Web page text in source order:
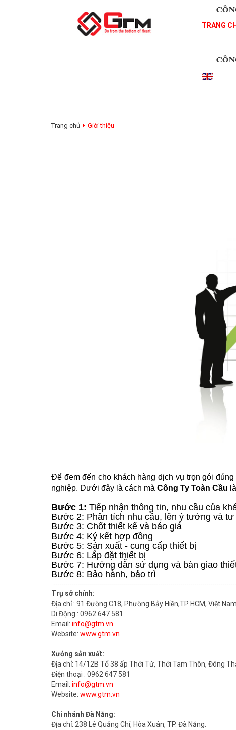
TRANG
Trang chủ Giới thiệu
Để đem đến cho khách hàng dịch vụ trọn gói
nghiệp. Dưới đây là cách mà Công Ty Toàn Cầu
Bước 1: Tiếp nhận thông tin, nhu cầu của
Bước 2: Phân tích nhu cầu, lên ý tưởng và tư
Bước 3: Chốt thiết kế và báo giá
Bước 4: Ký kết hợp đồng
Bước 5: Sản xuất - cung cấp thiết bị
Bước 6: Lắp đặt thiết bị
Bước 7: Hướng dẫn sử dụng và bàn giao
Bước 8: Bảo hành, bảo trì
Trụ sở chính:
Địa chỉ : 91 Đường C18, Phường Bảy Hiền,TP HCM, Việt Nam.
Di Động : 0962 647 581
Email: info@gtm.vn
Website: www.gtm.vn
Xưởng sản xuất:
Địa chỉ: 14/12B Tổ 38 ấp Thới Tứ, Thới Tam Thôn, Đông
Điện thoại : 0962 647 581
Email: info@gtm.vn
Website: www.gtm.vn
Chi nhánh Đà Nẵng:
Địa chỉ: 238 Lê Quảng Chí, Hòa Xuân, TP. Đà Nẵng.